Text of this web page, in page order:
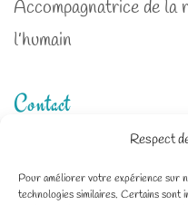
Respect
Pour améliorer votre expérience sur
technologies similaires. Certains sont
Accompagnatrice de
l’humain
Contact
Zone d'intervention